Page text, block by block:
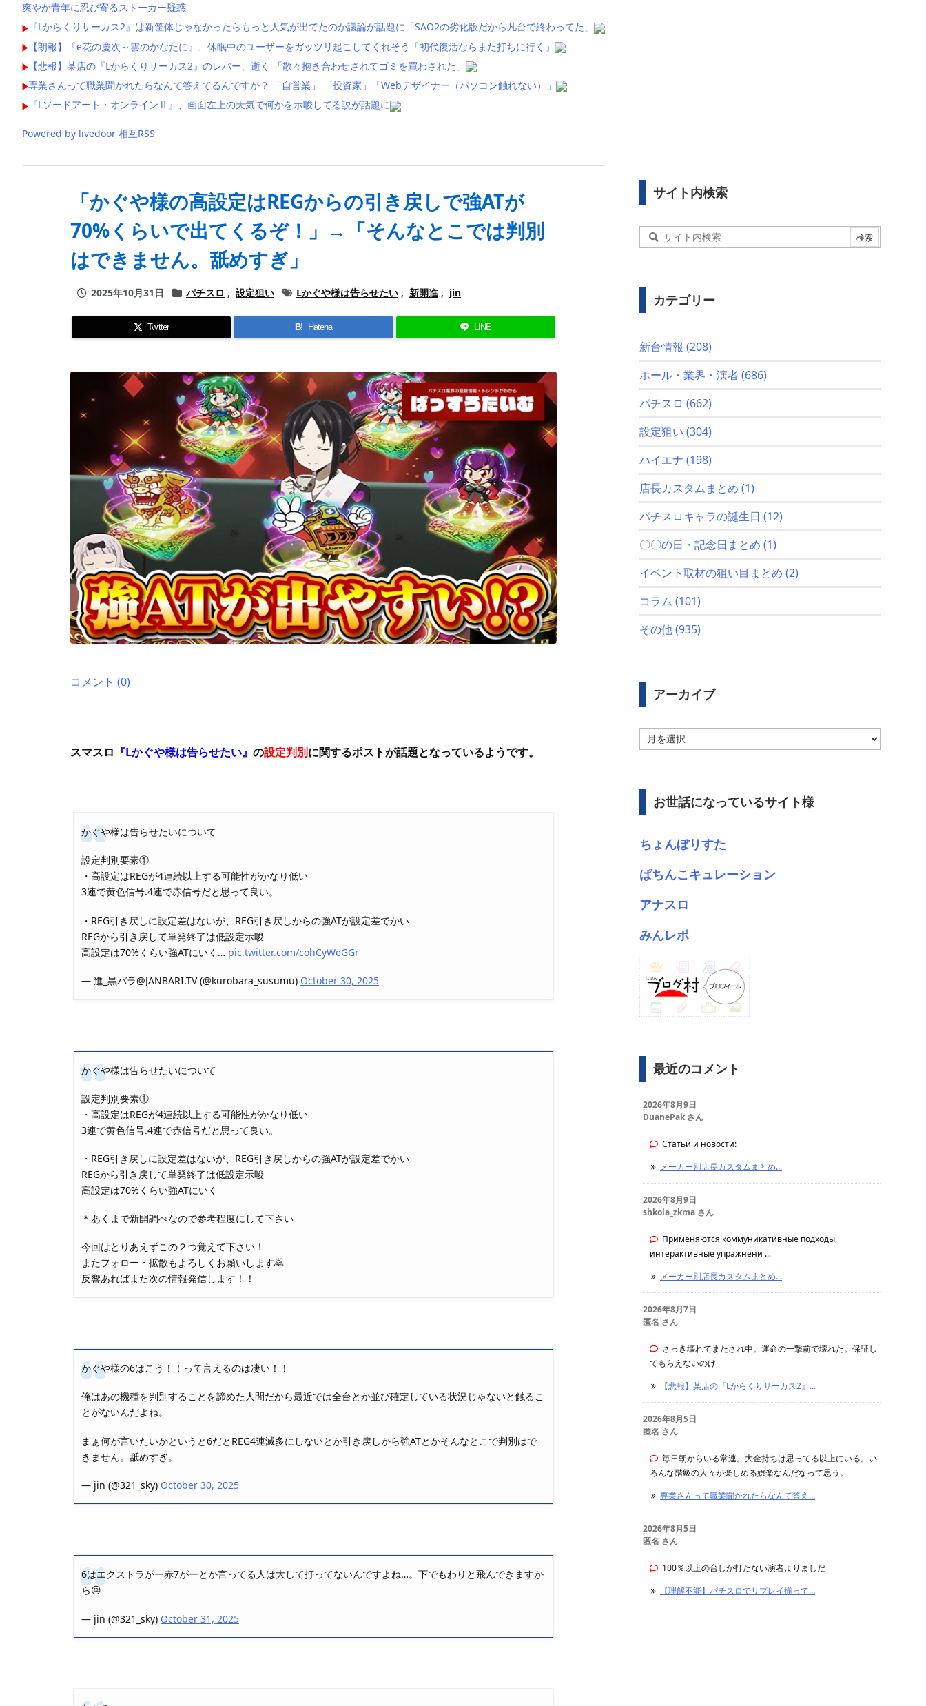
爽やか青年に忍び寄るストーカー疑惑
『Lからくりサーカス2』は新筐体じゃなかったらもっと人気が出てたのか議論が話題に「SAO2の劣化版だから凡台で終わってた」
【朗報】『e花の慶次～雲のかなたに』、休眠中のユーザーをガッツリ起こしてくれそう「初代復活ならまた打ちに行く」
【悲報】某店の『Lからくりサーカス2』のレバー、逝く 「散々抱き合わせされてゴミを買わされた」
専業さんって職業聞かれたらなんて答えてるんですか？ 「自営業」 「投資家」「Webデザイナー（パソコン触れない）」
『Lソードアート・オンラインⅡ』、画面左上の天気で何かを示唆してる説が話題に
Powered by livedoor 相互RSS
「かぐや様の高設定はREGからの引き戻しで強ATが
70%くらいで出てくるぞ！」→「そんなとこでは判別
はできません。舐めすぎ」
2025年10月31日 パチスロ , 設定狙い Lかぐや様は告らせたい , 新開進 , jin
Twitter B! Hatena LINE
コメント (0)
スマスロ 『Lかぐや様は告らせたい』 の設定判別に関するポストが話題となっているようです。
かぐや様は告らせたいについて
設定判別要素①
・高設定はREGが4連続以上する可能性がかなり低い
3連で黄色信号.4連で赤信号だと思って良い。
・REG引き戻しに設定差はないが、REG引き戻しからの強ATが設定差でかい
REGから引き戻して単発終了は低設定示唆
高設定は70%くらい強ATにいく… pic.twitter.com/cohCyWeGGr
— 進_黒バラ@JANBARI.TV (@kurobara_susumu) October 30, 2025
かぐや様は告らせたいについて
設定判別要素①
・高設定はREGが4連続以上する可能性がかなり低い
3連で黄色信号.4連で赤信号だと思って良い。
・REG引き戻しに設定差はないが、REG引き戻しからの強ATが設定差でかい
REGから引き戻して単発終了は低設定示唆
高設定は70%くらい強ATにいく
＊あくまで新開調べなので参考程度にして下さい
今回はとりあえずこの２つ覚えて下さい！
またフォロー・拡散もよろしくお願いします🙇
反響あればまた次の情報発信します！！
かぐや様の6はこう！！って言えるのは凄い！！
俺はあの機種を判別することを諦めた人間だから最近では全台とか並び確定している状況じゃないと触るこ
とがないんだよね。
まぁ何が言いたいかというと6だとREG4連滅多にしないとか引き戻しから強ATとかそんなとこで判別はで
きません。舐めすぎ。
— jin (@321_sky) October 30, 2025
6はエクストラがー赤7がーとか言ってる人は大して打ってないんですよね…。下でもわりと飛んできますか
ら😖
— jin (@321_sky) October 31, 2025
サイト内検索
カテゴリー
新台情報 (208)
ホール・業界・演者(686)
パチスロ (662)
設定狙い (304)
ハイエナ (198)
店長カスタムまとめ (1)
パチスロキャラの誕生日 (12)
〇〇の日・記念日まとめ (1)
イベント取材の狙い目まとめ (2)
コラム (101)
その他(935)
アーカイブ
ー
ブ
お世話になっているサイト様
ちょんぼりすた
ぱちんこキュレーション
アナスロ
みんレポ
最近のコメント
2026年8月9日
DuanePak さん
Статьи и новости:
メーカー別店長カスタムまとめ...
2026年8月9日
shkola_zkma さん
Применяются коммуникативные подходы,
интерактивные упражнени ...
メーカー別店長カスタムまとめ...
2026年8月7日
匿名 さん
さっき壊れてまたされ中。運命の一撃前で壊れた。保証し
てもらえないのけ
【悲報】某店の『Lからくりサーカス2』...
2026年8月5日
匿名 さん
毎日朝からいる常連。大金持ちは思ってる以上にいる。い
ろんな階級の人々が楽しめる娯楽なんだなって思う。
専業さんって職業聞かれたらなんて答え...
2026年8月5日
匿名 さん
100％以上の台しか打たない演者よりましだ
【理解不能】パチスロでリプレイ揃って...